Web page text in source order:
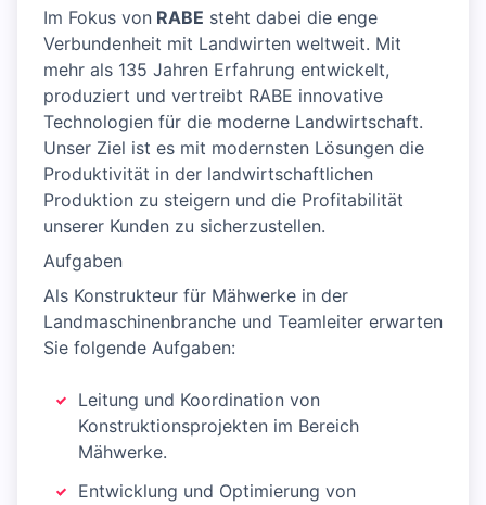
Im Fokus von RABE steht dabei die enge
Verbundenheit mit Landwirten weltweit. Mit
mehr als 135 Jahren Erfahrung entwickelt,
produziert und vertreibt RABE innovative
Technologien für die moderne Landwirtschaft.
Unser Ziel ist es mit modernsten Lösungen die
Produktivität in der landwirtschaftlichen
Produktion zu steigern und die Profitabilität
unserer Kunden zu sicherzustellen.
Aufgaben
Als Konstrukteur für Mähwerke in der
Landmaschinenbranche und Teamleiter erwarten
Sie folgende Aufgaben:
Leitung und Koordination von
Konstruktionsprojekten im Bereich
Mähwerke.
Entwicklung und Optimierung von